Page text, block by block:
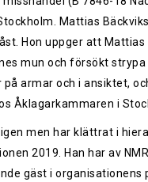
Mattias
Hon uppger att Mattias
mun och försökt
armar och i ansiktet,
Åklagarkammaren i
men har klättrat i
2019. Han har av
gäst i organisationens